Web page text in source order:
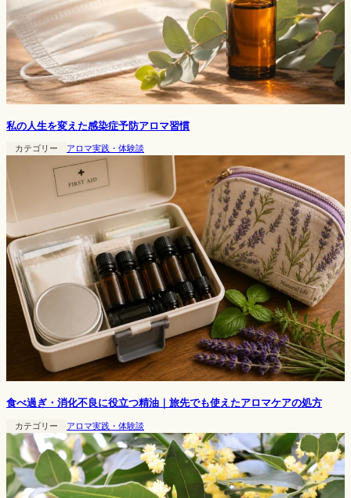
私の人生を変えた感染症予防アロマ習慣
カテゴリー アロマ実践・体験談
食べ過ぎ・消化不良に役立つ精油｜旅先でも使えたアロマケアの処方
カテゴリー アロマ実践・体験談